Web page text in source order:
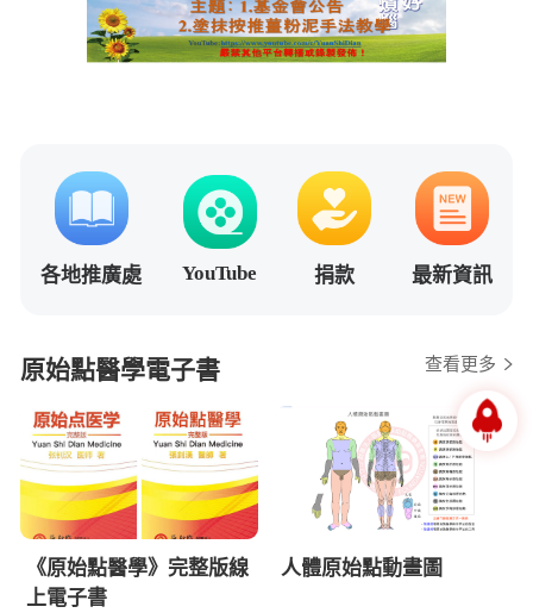
各地推廣處 YouTube 捐款 最新資訊
原始點醫學電子書 查看更多
《原始點醫學》完整版線
上電子書
人體原始點動畫圖